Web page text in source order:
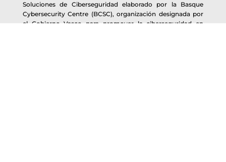
Soluciones de Ciberseguridad elaborado por la Basque
Cybersecurity Centre (BCSC), organización designada por
el Gobierno Vasco para promover la ciberseguridad en